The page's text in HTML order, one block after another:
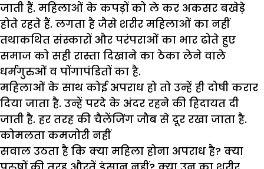
जाती हैं. महिलाओं के कपड़ों को ले कर अकसर बखेड़े
होते रहते हैं. लगता है जैसे शरीर महिलाओं का नहीं
तथाकथित संस्कारों और परंपराओं का भार ढोते हुए
समाज को सही रास्ता दिखाने का ठेका लेने वाले
धर्मगुरुओं व पोंगापंडितों का है.
महिलाओं के साथ कोई अपराध हो तो उन्हें ही दोषी करार
दिया जाता है. उन्हें परदे के अंदर रहने की हिदायत दी
जाती है. हर तरह की चैलेंजिंग जौब से दूर रखा जाता है.
कोमलता कमजोरी नहीं
सवाल उठता है कि क्या महिला होना अपराध है? क्या